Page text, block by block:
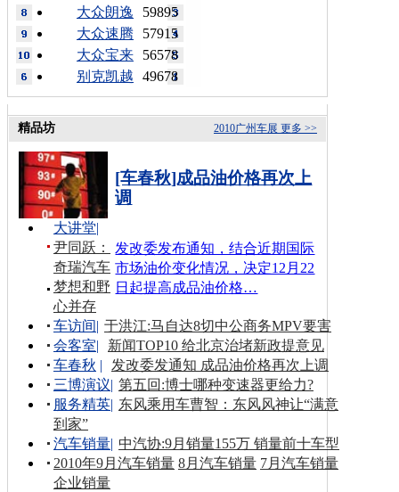
59895
大众朗逸
57915
大众速腾
56578
大众宝来
49678
别克凯越
更多 >>
2010广州车展
精品坊
[车春秋]成品油价格再次上
调
发改委发布通知，结合近期国际
市场油价变化情况，决定12月22
日起提高成品油价格…
大讲堂|
尹同跃：
奇瑞汽车
梦想和野
心并存
车访间| 于洪江:马自达8切中公商务MPV要害
会客室|
新闻TOP10 给北京治堵新政提意见
车春秋 |
发改委发通知 成品油价格再次上调
三博演议| 第五回:博士哪种变速器更给力?
服务精英| 东风乘用车曹智：东风风神让“满意
到家”
汽车销量| 中汽协:9月销量155万 销量前十车型
2010年9月汽车销量 8月汽车销量 7月汽车销量
企业销量